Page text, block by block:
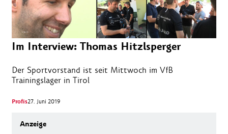
Im Interview: Thomas Hitzlsperger
Der Sportvorstand ist seit Mittwoch im VfB
Trainingslager in Tirol
Profis27. Juni 2019